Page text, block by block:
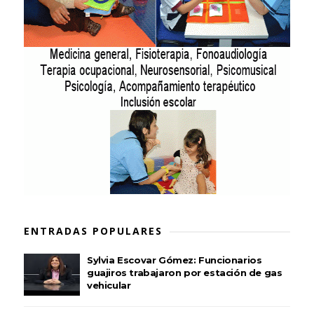
ENTRADAS POPULARES
Sylvia Escovar Gómez: Funcionarios
guajiros trabajaron por estación de gas
vehicular